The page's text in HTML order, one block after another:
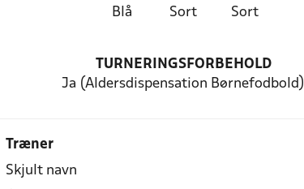
Blå Sort Sort
TURNERINGSFORBEHOLD
Ja (Aldersdispensation Børnefodbold)
Træner
Skjult navn